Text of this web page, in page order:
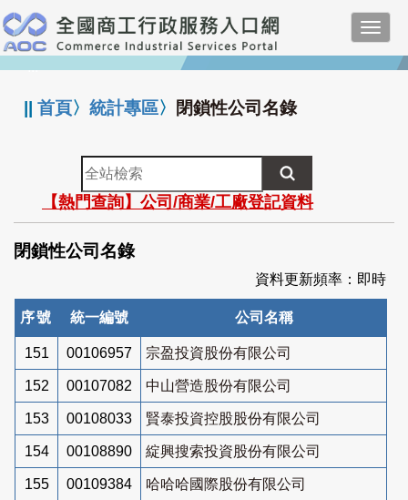
跳
到
主
要
:::
||首頁〉統計專區〉 閉鎖性公司名錄
全
站
檢
索
【熱門查詢】公司/商業/工廠登記資料
閉鎖性公司名錄
資料更新頻率：即時
序號 統一編號 公司名稱
151 00106957 宗盈投資股份有限公司
152 00107082 中山營造股份有限公司
153 00108033 賢泰投資控股股份有限公司
154 00108890 綻興搜索投資股份有限公司
155 00109384 哈哈哈國際股份有限公司